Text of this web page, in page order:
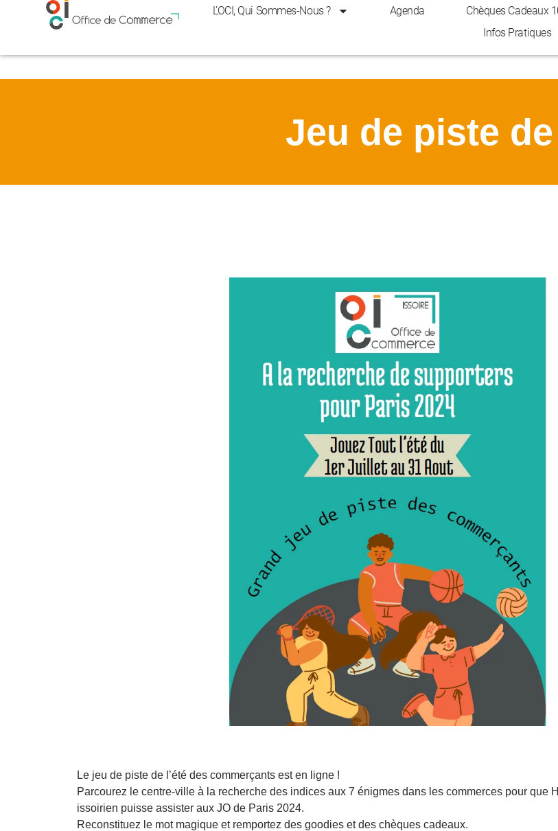
L’OCI, Qui Sommes-Nous ? Agenda Chèques Cadeaux
Infos Pratiques
Jeu de piste de
Le jeu de piste de l’été des commerçants est en ligne !
Parcourez le centre-ville à la recherche des indices aux 7 énigmes dans les commerces pour que
issoirien puisse assister aux JO de Paris 2024.
Reconstituez le mot magique et remportez des goodies et des chèques cadeaux.
Panneau de gestion des cookies